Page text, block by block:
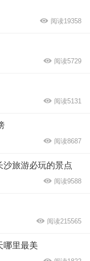
阅读19358
阅读5729
阅读5131
阅读8687
沙旅游必玩的景点
阅读9588
阅读215565
哪里最美